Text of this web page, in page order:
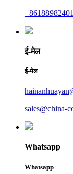
ई-मेल
ई-मेल
sales@china-
Whatsapp
Whatsapp